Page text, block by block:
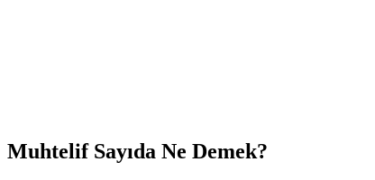
Muhtelif Sayıda Ne Demek?